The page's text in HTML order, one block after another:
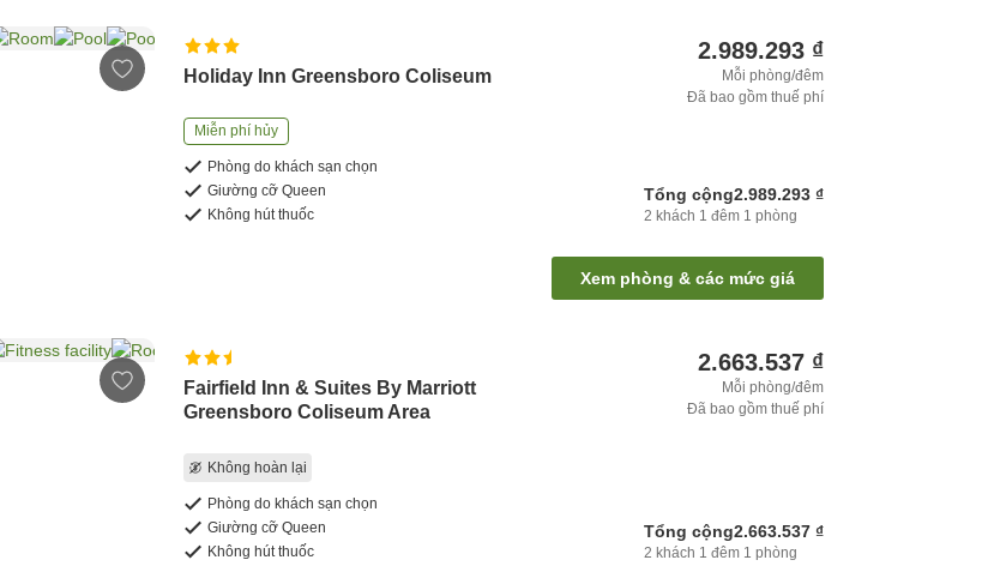
Holiday Inn Greensboro Coliseum
Miễn phí hủy
Phòng do khách sạn chọn
Giường cỡ Queen
Không hút thuốc
2.989.293 ₫
Mỗi phòng/đêm
Đã bao gồm thuế phí
Tổng cộng2.989.293 ₫
2 khách 1 đêm 1 phòng
Xem phòng & các mức giá
Fairfield Inn & Suites By Marriott
Greensboro Coliseum Area
Không hoàn lại
Phòng do khách sạn chọn
Giường cỡ Queen
Không hút thuốc
2.663.537 ₫
Mỗi phòng/đêm
Đã bao gồm thuế phí
Tổng cộng2.663.537 ₫
2 khách 1 đêm 1 phòng